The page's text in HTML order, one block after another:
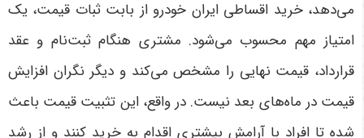
می‌دهد، خرید اقساطی ایران خودرو از بابت ثبات قیمت، یک
امتیاز مهم محسوب می‌شود. مشتری هنگام ثبت‌نام و عقد
قرارداد، قیمت نهایی را مشخص می‌کند و دیگر نگران افزایش
قیمت در ماه‌های بعد نیست. در واقع، این تثبیت قیمت باعث
شده تا افراد با آرامش بیشتری اقدام به خرید کنند و از رشد